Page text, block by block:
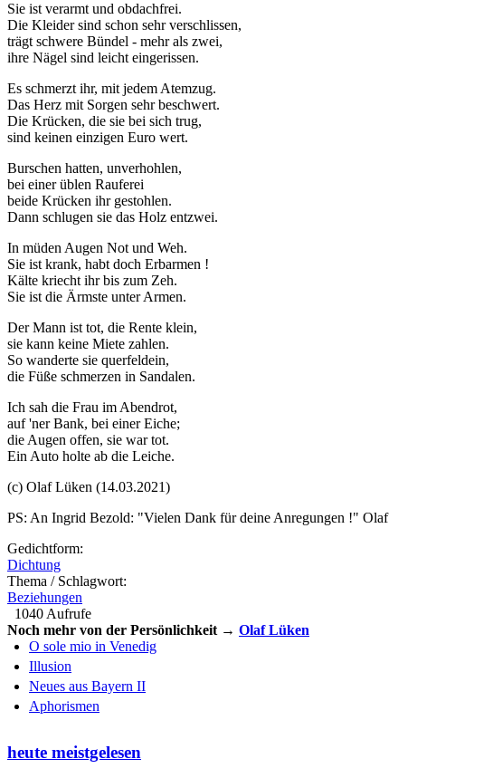
Sie ist verarmt und obdachfrei.
Die Kleider sind schon sehr verschlissen,
trägt schwere Bündel - mehr als zwei,
ihre Nägel sind leicht eingerissen.
Es schmerzt ihr, mit jedem Atemzug.
Das Herz mit Sorgen sehr beschwert.
Die Krücken, die sie bei sich trug,
sind keinen einzigen Euro wert.
Burschen hatten, unverhohlen,
bei einer üblen Rauferei
beide Krücken ihr gestohlen.
Dann schlugen sie das Holz entzwei.
In müden Augen Not und Weh.
Sie ist krank, habt doch Erbarmen !
Kälte kriecht ihr bis zum Zeh.
Sie ist die Ärmste unter Armen.
Der Mann ist tot, die Rente klein,
sie kann keine Miete zahlen.
So wanderte sie querfeldein,
die Füße schmerzen in Sandalen.
Ich sah die Frau im Abendrot,
auf 'ner Bank, bei einer Eiche;
die Augen offen, sie war tot.
Ein Auto holte ab die Leiche.
(c) Olaf Lüken (14.03.2021)
PS: An Ingrid Bezold: "Vielen Dank für deine Anregungen !" Olaf
Gedichtform:
Dichtung
Thema / Schlagwort:
Beziehungen
1040 Aufrufe
Noch mehr von der Persönlichkeit → Olaf Lüken
O sole mio in Venedig
Illusion
Neues aus Bayern II
Aphorismen
heute meistgelesen